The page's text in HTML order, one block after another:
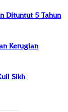
Dituntut 5 Tahun
Kerugian
Sikh